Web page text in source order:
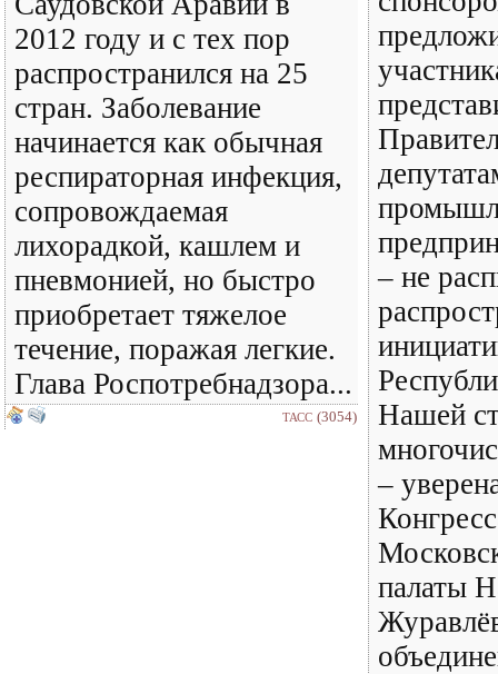
2012 году и с тех пор
распространился на 25
стран. Заболевание
начинается как обычная
респираторная инфекция,
сопровождаемая
лихорадкой, кашлем и
пневмонией, но быстро
приобретает тяжелое
течение, поражая легкие.
Глава Роспотребнадзора...
ТАСС (3054)
– не
Нашей
–
палаты